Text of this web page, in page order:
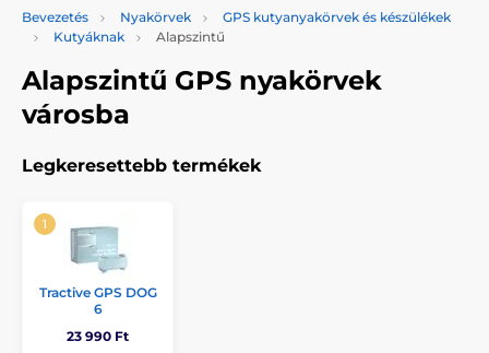
Bevezetés Nyakörvek
GPS kutyanyakörvek és készülékek
Kutyáknak
Alapszintű
Alapszintű GPS nyakörvek
városba
Legkeresettebb termékek
Tractive GPS DOG
6
23 990 Ft